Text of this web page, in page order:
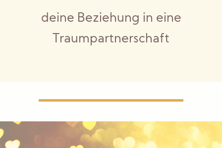
deine Beziehung in eine
Traumpartnerschaft